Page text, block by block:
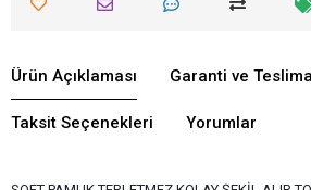
Ürün Açıklaması Garanti ve
Taksit Seçenekleri Yorumlar